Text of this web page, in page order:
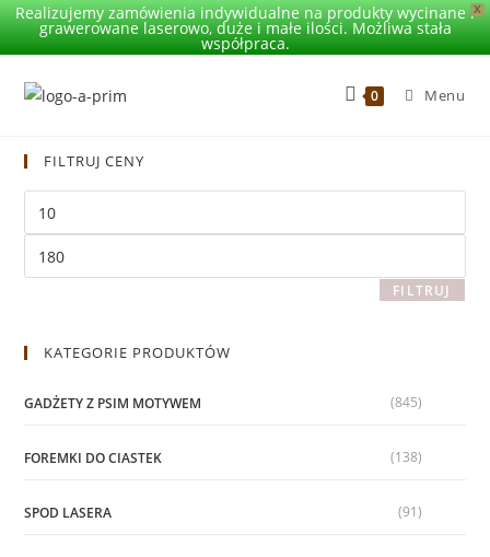
X
Realizujemy zamówienia indywidualne na produkty wycinane i
grawerowane laserowo, duże i małe ilości. Możliwa stała
współpraca.
0 Menu
FILTRUJ CENY
FILTRUJ
KATEGORIE PRODUKTÓW
GADŻETY Z PSIM MOTYWEM (845)
FOREMKI DO CIASTEK (138)
SPOD LASERA (91)